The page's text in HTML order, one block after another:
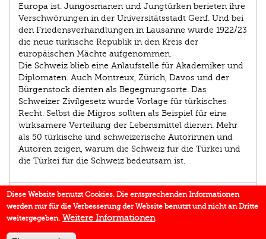
Europa ist. Jungosmanen und Jungtürken berieten ihre
Verschwörungen in der Universitätsstadt Genf. Und bei
den Friedensverhandlungen in Lausanne wurde 1922/23
die neue türkische Republik in den Kreis der
europäischen Mächte aufgenommen.
Die Schweiz blieb eine Anlaufstelle für Akademiker und
Diplomaten. Auch Montreux, Zürich, Davos und der
Bürgenstock dienten als Begegnungsorte. Das
Schweizer Zivilgesetz wurde Vorlage für türkisches
Recht. Selbst die Migros sollten als Beispiel für eine
wirksamere Verteilung der Lebensmittel dienen. Mehr
als 50 türkische und schweizerische Autorinnen und
Autoren zeigen, warum die Schweiz für die Türkei und
die Türkei für die Schweiz bedeutsam ist.
AUTOR/IN
EINBLICK
IN DEN MEDIEN
Diese Website benutzt Cookies. Die entsprechenden Informationen
werden nur für die Verbesserung der Website benutzt und nicht an Dritte
weitergegeben. Weitere Informationen